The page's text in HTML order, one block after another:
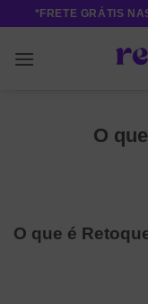
content
*FRETE GRÁTIS
O
O que é